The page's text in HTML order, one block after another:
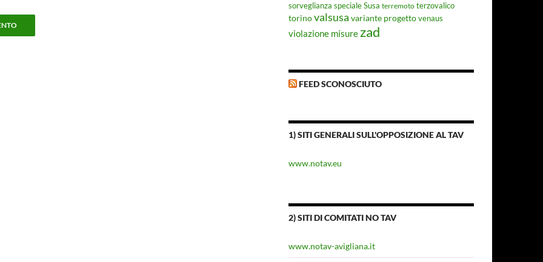
sorveglianza speciale Susa terremoto terzovalico
torinovalsusa variante progettovenaus
violazione misure zad
FEED SCONOSCIUTO
1) SITI GENERALI SULL'OPPOSIZIONE AL TAV
www.notav.eu
2) SITI DI COMITATI NO TAV
www.notav-avigliana.it